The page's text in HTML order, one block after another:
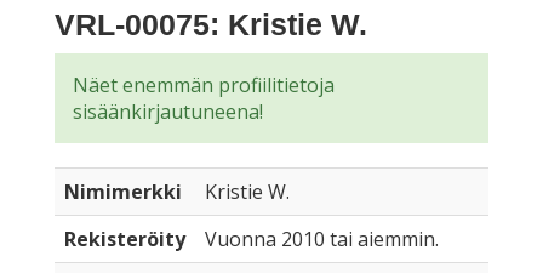
VRL-00075: Kristie W.
Näet enemmän profiilitietoja
sisäänkirjautuneena!
Nimimerkki
Kristie W.
Rekisteröity
Vuonna 2010 tai aiemmin.